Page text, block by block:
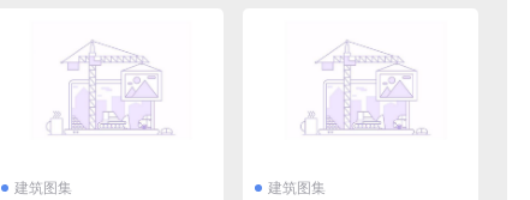
建筑图集 建筑图集